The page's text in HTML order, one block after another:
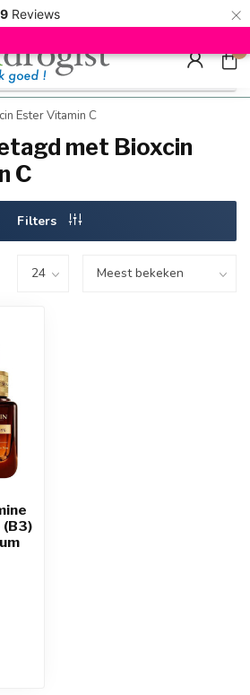
Reviews ×
ab Mindestbestellwert | Minimum
Hızlı
0
Ester Vitamin C
met Bioxcin
C
Filters
(B3)